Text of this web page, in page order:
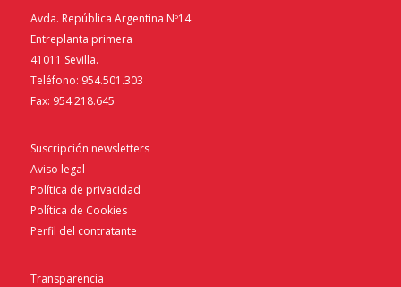
Avda. República Argentina Nº14
Entreplanta primera
41011 Sevilla.
Teléfono: 954.501.303
Fax: 954.218.645
Suscripción newsletters
Aviso legal
Política de privacidad
Política de Cookies
Perfil del contratante
Transparencia